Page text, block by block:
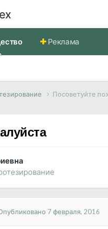
Реклама
Посоветуйте
7 февраля, 2016